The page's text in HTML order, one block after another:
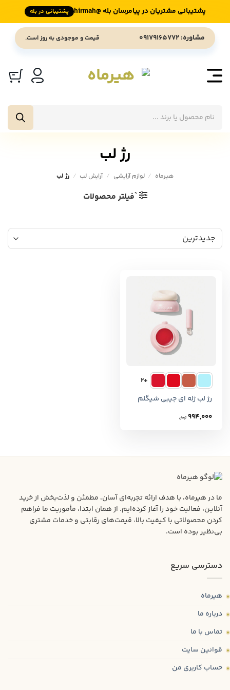
پشتیبانی مشتریان در پیامرسان بله @hirmah پشتیبانی در بله
مشاوره: 09179165772 قیمت و موجودی به روز است.
محصولات
رژ لب
هیرماه / لوازم آرایشی / آرایش لب / رژ لب
`فیلتر محصولات
+2
رژ لب ژله ای جیبی شیگلم
994,000 تومان
ما در هیرماه، با هدف ارائه تجربه‌ای آسان، مطمئن و لذت‌بخش از خرید
آنلاین، فعالیت خود را آغاز کرده‌ایم. از همان ابتدا، مأموریت ما فراهم
کردن محصولاتی با کیفیت بالا، قیمت‌های رقابتی و خدمات مشتری
بی‌نظیر بوده است.
دسترسی سریع
هیرماه
درباره ما
تماس با ما
قوانین سایت
حساب کاربری من